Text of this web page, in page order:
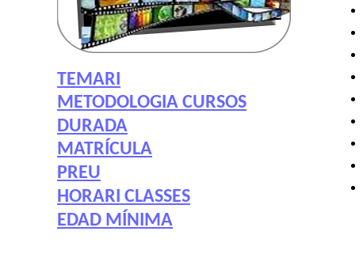
TEMARI
METODOLOGIA CURSOS
DURADA
MATRÍCULA
PREU
HORARI CLASSES
EDAD MÍNIMA